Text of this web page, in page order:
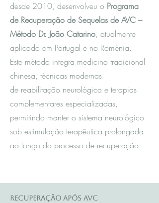
desde 2010, desenvolveu o Programa
de Recuperação de Sequelas de AVC –
Método Dr. João Catarino, atualmente
aplicado em Portugal e na Roménia.
Este método integra medicina tradicional
chinesa, técnicas modernas
de reabilitação neurológica e terapias
complementares especializadas,
permitindo manter o sistema neurológico
sob estimulação terapêutica prolongada
ao longo do processo de recuperação.
Recuperação após AVC